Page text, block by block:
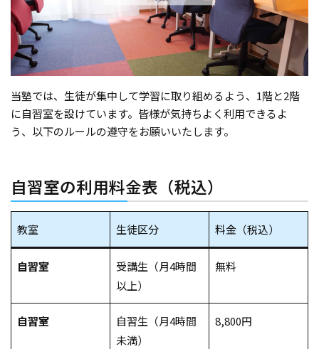
当塾では、生徒が集中して学習に取り組めるよう、1階と2階
に自習室を設けています。皆様が気持ちよく利用できるよ
う、以下のルールの遵守をお願いいたします。
自習室の利用料金表（税込）
教室 生徒区分 料金（税込）
自習室
受講生（月4時間
以上）
無料
自習室
自習生（月4時間
未満）
8,800円